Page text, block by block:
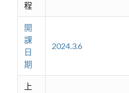
程
開
課
日
期
2024.3.6
上